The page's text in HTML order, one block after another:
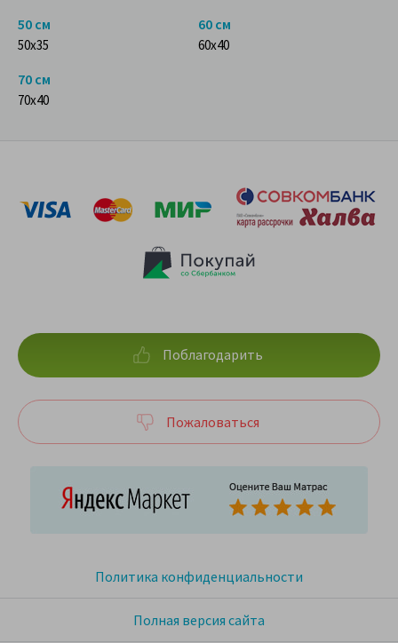
50 см
50x35
60 см
60x40
70 см
70x40
Политика конфиденциальности
Полная версия сайта
Поблагодарить
Пожаловаться